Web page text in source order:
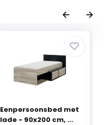
Eenpersoonsbed met
lade - 90x200 cm, ...